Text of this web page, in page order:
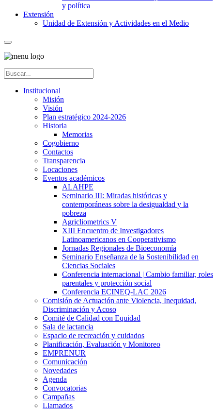
y política
Extensión
Unidad de Extensión y Actividades en el Medio
Institucional
Misión
Visión
Plan estratégico 2024-2026
Historia
Memorias
Cogobierno
Contactos
Transparencia
Locaciones
Eventos académicos
ALAHPE
Seminario III: Miradas históricas y
contemporáneas sobre la desigualdad y la
pobreza
Agricliometrics V
XIII Encuentro de Investigadores
Latinoamericanos en Cooperativismo
Jornadas Regionales de Bioeconomía
Seminario Enseñanza de la Sostenibilidad en
Ciencias Sociales
Conferencia internacional | Cambio familiar, roles
parentales y protección social
Conferencia ECINEQ-LAC 2026
Comisión de Actuación ante Violencia, Inequidad,
Discriminación y Acoso
Comité de Calidad con Equidad
Sala de lactancia
Espacio de recreación y cuidados
Planificación, Evaluación y Monitoreo
EMPRENUR
Comunicación
Novedades
Agenda
Convocatorias
Campañas
Llamados